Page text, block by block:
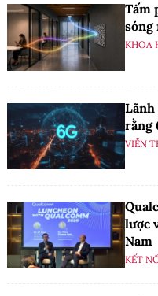
Tấm
sóng
KHOA
Lãnh
rằng
VIỄN
lược
Nam
KẾT